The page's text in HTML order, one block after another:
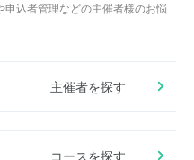
込者管理などの主催者様のお悩
主催者を探す
コースを探す